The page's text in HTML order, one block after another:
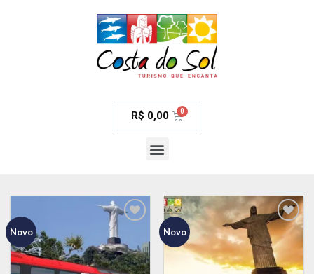
R$ 0,00
Novo
Adicionar
aos meus
Novo
Adicionar
aos meus